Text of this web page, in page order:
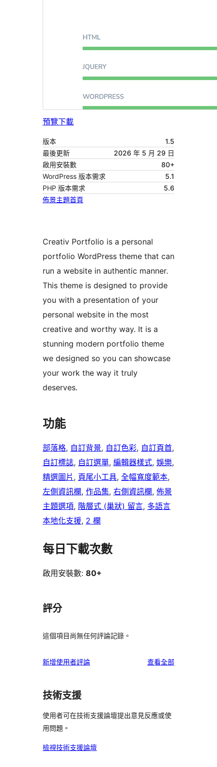
預覽下載
版本
1.5
最後更新
2026 年 5 月 29 日
啟用安裝數
80+
WordPress 版本需求
5.1
PHP 版本需求
5.6
佈景主題首頁
Creativ Portfolio is a personal
portfolio WordPress theme that can
run a website in authentic manner.
This theme is designed to provide
you with a presentation of your
personal website in the most
creative and worthy way. It is a
stunning modern portfolio theme
we designed so you can showcase
your work the way it truly
deserves.
功能
部落格, 自訂背景, 自訂色彩, 自訂頁首
自訂標誌, 自訂選單, 編輯器樣式, 娛樂
精選圖片 , 頁尾小工具, 全幅寬度範本
左側資訊欄, 作品集, 右側資訊欄, 佈景
主題選項, 階層式 (巢狀) 留言, 多語言
本地化支援, 2 欄
每日下載次數
啟用安裝數: 80+
評分
這個項目尚無任何評論記錄。
新增使用者評論 查看全部使
技術支援
使用者可在技術支援論壇提出意見反應或使
用問題。
檢視技術支援論壇